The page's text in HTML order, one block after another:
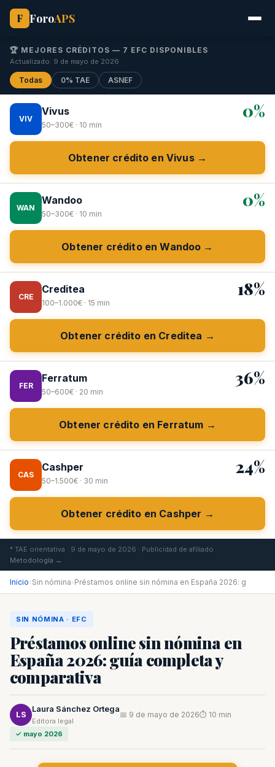
F ForoAPS
🏆 MEJORES CRÉDITOS — 7 EFC DISPONIBLES
Actualizado: 9 de mayo de 2026
Todas 0% TAE ASNEF
VIV
Vivus
50–300€ · 10 min
0%
Obtener crédito en Vivus →
WAN
Wandoo
50–300€ · 10 min
0%
Obtener crédito en Wandoo →
CRE
Creditea
100–1.000€ · 15 min
18%
Obtener crédito en Creditea →
FER
Ferratum
50–600€ · 20 min
36%
Obtener crédito en Ferratum →
CAS
Cashper
50–1.500€ · 30 min
24%
Obtener crédito en Cashper →
* TAE orientativa · 9 de mayo de 2026 · Publicidad de afiliado
Metodología →
Inicio›Sin nómina›Préstamos online sin nómina en España 2026: g
SIN NÓMINA · EFC
Préstamos online sin nómina en
España 2026: guía completa y
comparativa
LS
Laura Sánchez Ortega
Editora legal
📅 9 de mayo de 2026⏱ 10 min
✓ mayo 2026